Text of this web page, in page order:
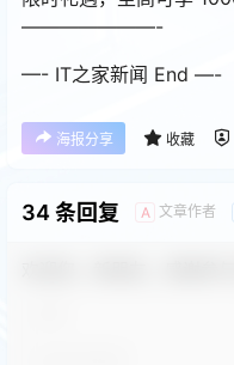
———————-
—- IT之家新闻 End —-
海报分享 收藏
34 条回复 A 文章作者